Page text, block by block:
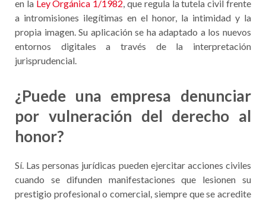
en la Ley Orgánica 1/1982 , que regula la tutela civil frente
a intromisiones ilegítimas en el honor, la intimidad y la
propia imagen. Su aplicación se ha adaptado a los nuevos
entornos digitales a través de la interpretación
jurisprudencial.
¿Puede una empresa denunciar
por vulneración del derecho al
honor?
Sí. Las personas jurídicas pueden ejercitar acciones civiles
cuando se difunden manifestaciones que lesionen su
prestigio profesional o comercial, siempre que se acredite